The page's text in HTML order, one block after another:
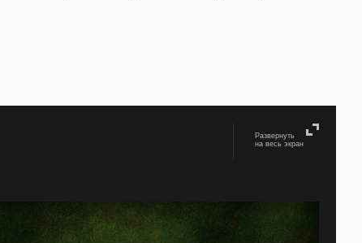
Развернуть
на весь экран